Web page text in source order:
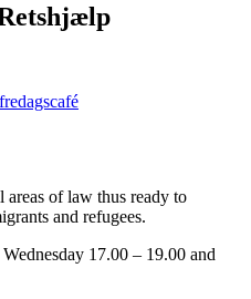
of law thus ready to
and refugees.
17.00 – 19.00 and